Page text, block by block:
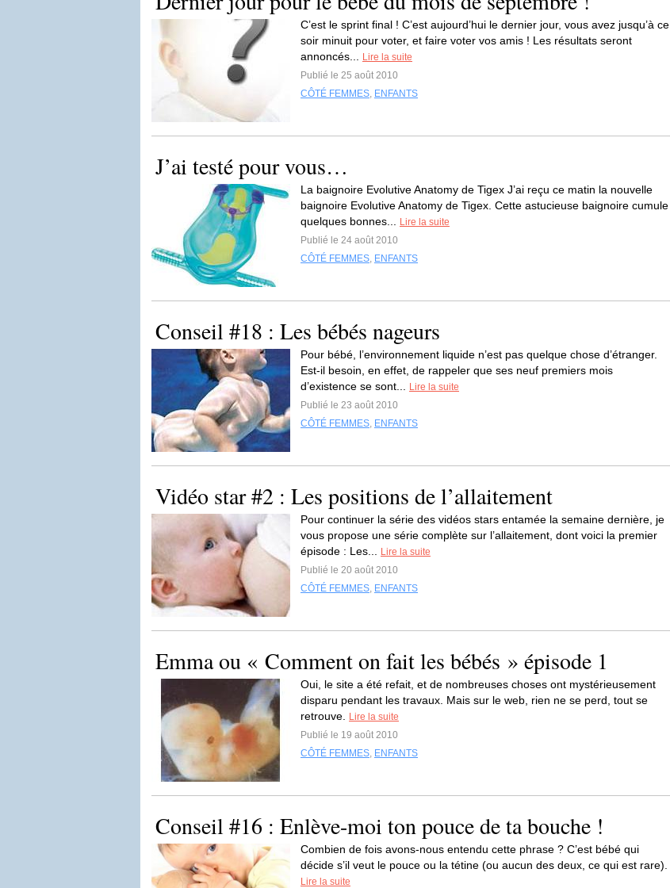
C’est le sprint final ! C’est aujourd’hui le dernier jour, vous avez jusqu’à ce
soir minuit pour voter, et faire voter vos amis ! Les résultats seront
annoncés...
Lire la suite
Publié le 25 août 2010
CÔTÉ FEMMES, ENFANTS
J’ai testé pour vous…
La baignoire Evolutive Anatomy de Tigex J’ai reçu ce matin la nouvelle
baignoire Evolutive Anatomy de Tigex. Cette astucieuse baignoire cumule
quelques bonnes...
Lire la suite
Publié le 24 août 2010
CÔTÉ FEMMES, ENFANTS
Conseil #18 : Les bébés nageurs
Pour bébé, l’environnement liquide n’est pas quelque chose d’étranger.
Est-il besoin, en effet, de rappeler que ses neuf premiers mois
d’existence se sont...
Lire la suite
Publié le 23 août 2010
CÔTÉ FEMMES, ENFANTS
Vidéo star #2 : Les positions de l’allaitement
Pour continuer la série des vidéos stars entamée la semaine dernière, je
vous propose une série complète sur l’allaitement, dont voici la premier
épisode : Les...
Lire la suite
Publié le 20 août 2010
CÔTÉ FEMMES, ENFANTS
Emma ou « Comment on fait les bébés » épisode 1
Oui, le site a été refait, et de nombreuses choses ont mystérieusement
disparu pendant les travaux. Mais sur le web, rien ne se perd, tout se
retrouve.
Lire la suite
Publié le 19 août 2010
CÔTÉ FEMMES, ENFANTS
Conseil #16 : Enlève-moi ton pouce de ta bouche !
Combien de fois avons-nous entendu cette phrase ? C’est bébé qui
décide s’il veut le pouce ou la tétine (ou aucun des deux, ce qui est rare).
Lire la suite